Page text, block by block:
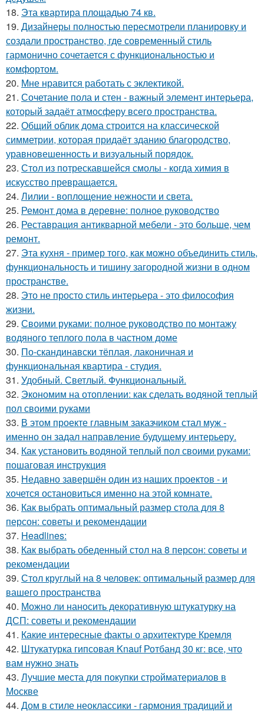
18. Эта квартира площадью 74 кв.
19. Дизайнеры полностью пересмотрели планировку и
создали пространство, где современный стиль
гармонично сочетается с функциональностью и
комфортом.
20. Мне нравится работать с эклектикой.
21. Сочетание пола и стен - важный элемент интерьера,
который задаёт атмосферу всего пространства.
22. Общий облик дома строится на классической
симметрии, которая придаёт зданию благородство,
уравновешенность и визуальный порядок.
23. Стол из потрескавшейся смолы - когда химия в
искусство превращается.
24. Лилии - воплощение нежности и света.
25. Ремонт дома в деревне: полное руководство
26. Реставрация антикварной мебели - это больше, чем
ремонт.
27. Эта кухня - пример того, как можно объединить стиль,
функциональность и тишину загородной жизни в одном
пространстве.
28. Это не просто стиль интерьера - это философия
жизни.
29. Своими руками: полное руководство по монтажу
водяного теплого пола в частном доме
30. По-скандинавски тёплая, лаконичная и
функциональная квартира - студия.
31. Удобный. Светлый. Функциональный.
32. Экономим на отоплении: как сделать водяной теплый
пол своими руками
33. В этом проекте главным заказчиком стал муж -
именно он задал направление будущему интерьеру.
34. Как установить водяной теплый пол своими руками:
пошаговая инструкция
35. Недавно завершён один из наших проектов - и
хочется остановиться именно на этой комнате.
36. Как выбрать оптимальный размер стола для 8
персон: советы и рекомендации
37. Headlines:
38. Как выбрать обеденный стол на 8 персон: советы и
рекомендации
39. Стол круглый на 8 человек: оптимальный размер для
вашего пространства
40. Можно ли наносить декоративную штукатурку на
ДСП: советы и рекомендации
41. Какие интересные факты о архитектуре Кремля
42. Штукатурка гипсовая Knauf Ротбанд 30 кг: все, что
вам нужно знать
43. Лучшие места для покупки стройматериалов в
Москве
44. Дом в стиле неоклассики - гармония традиций и